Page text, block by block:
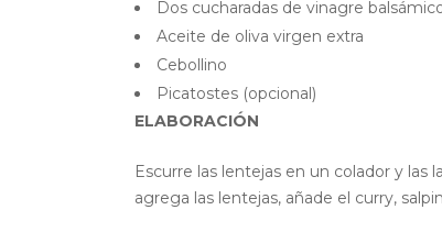
Dos cucharadas de vinagre
Aceite de oliva virgen extra
Cebollino
Picatostes (opcional)
ELABORACIÓN
Escurre las lentejas en un colador y
agrega las lentejas, añade el curry,